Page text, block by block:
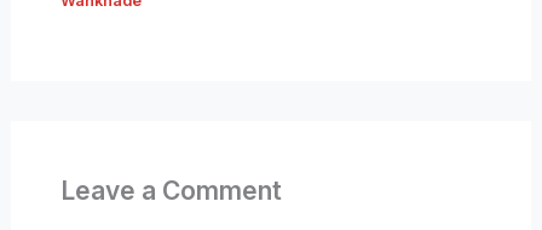
Leave a Comment